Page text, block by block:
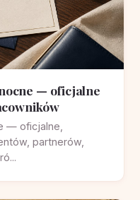
— oficjalne
— oficjalne,
partnerów,